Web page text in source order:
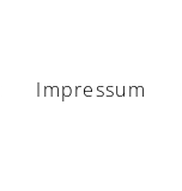
Impressum